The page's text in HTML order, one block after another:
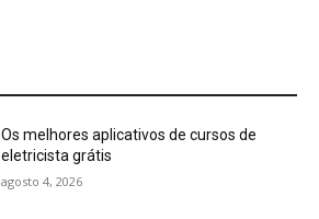
Os melhores aplicativos de cursos de
eletricista grátis
agosto 4, 2026